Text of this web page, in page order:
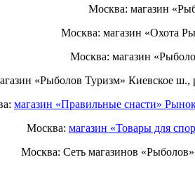
Москва: магазин
Москва: магазин «Охота
Москва: магазин
«Рыболов Туризм» Киевское ш.,
магазин «Правильные снасти»
Москва: магазин «Товары для
Москва: Сеть магазинов